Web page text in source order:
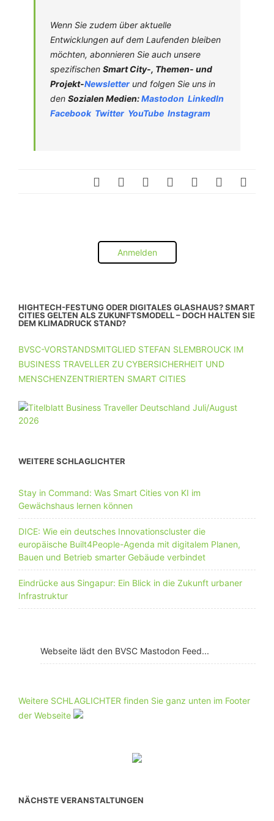
Wenn Sie zudem über aktuelle
Entwicklungen auf dem Laufenden bleiben
möchten, abonnieren Sie auch unsere
spezifischen Smart City-, Themen- und
Projekt-Newsletter und folgen Sie uns in
den Sozialen Medien:Mastodon LinkedIn
Facebook Twitter YouTube Instagram
Anmelden
HIGHTECH-FESTUNG ODER DIGITALES GLASHAUS? SMART
CITIES GELTEN ALS ZUKUNFTSMODELL – DOCH HALTEN SIE
DEM KLIMADRUCK STAND?
BVSC-VORSTANDSMITGLIED STEFAN SLEMBROUCK IM
BUSINESS TRAVELLER ZU CYBERSICHERHEIT UND
MENSCHENZENTRIERTEN SMART CITIES
WEITERE SCHLAGLICHTER
Stay in Command: Was Smart Cities von KI im
Gewächshaus lernen können
DICE: Wie ein deutsches Innovationscluster die
europäische Built4People-Agenda mit digitalem Planen,
Bauen und Betrieb smarter Gebäude verbindet
Eindrücke aus Singapur: Ein Blick in die Zukunft urbaner
Infrastruktur
Webseite lädt den BVSC Mastodon Feed...
Weitere SCHLAGLICHTER finden Sie ganz unten im Footer
der Webseite
NÄCHSTE VERANSTALTUNGEN